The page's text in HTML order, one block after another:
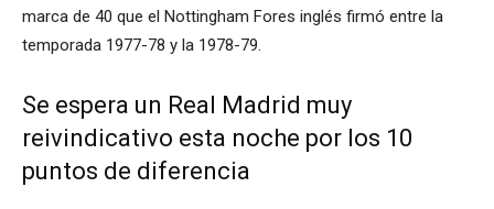
marca de 40 que el Nottingham Fores inglés firmó entre la
temporada 1977-78 y la 1978-79.
Se espera un Real Madrid muy
reivindicativo esta noche por los 10
puntos de diferencia